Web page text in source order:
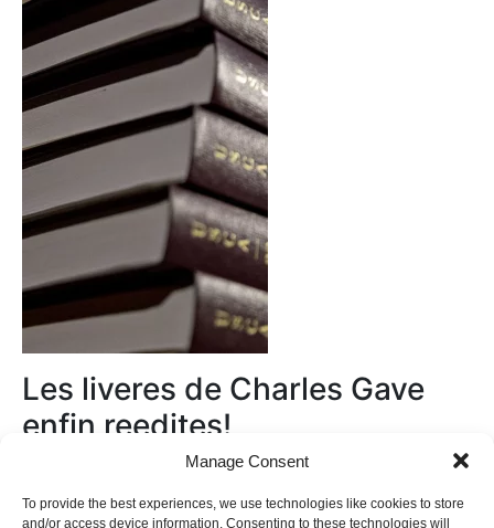
Manage Consent
To provide the best experiences, we use technologies like cookies to store
and/or access device information. Consenting to these technologies will
Les liveres de Charles Gave
enfin reedites!